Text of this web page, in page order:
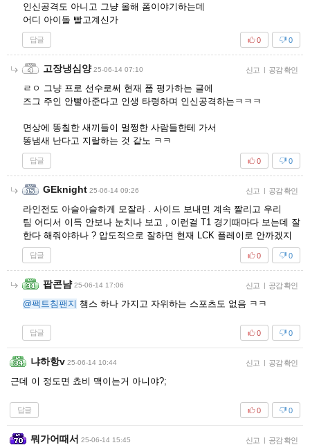
인신공격도 아니고 그냥 올해 폼이야기하는데
어디 아이돌 빨고계신가
답글 0
0
고장냉심양 25-06-14 07:10 신고 | 공감 확인
ㄹㅇ 그냥 프로 선수로써 현재 폼 평가하는 글에
즈그 주인 안빨아준다고 인생 타령하며 인신공격하는ㅋㅋㅋ
면상에 똥칠한 새끼들이 멀쩡한 사람들한테 가서
똥냄새 난다고 지랄하는 것 같노 ㅋㅋ
답글 0
0
GEknight 25-06-14 09:26 신고 | 공감 확인
라인전도 아슬아슬하게 모잘라 . 사이드 보내면 계속 짤리고 우리
팀 어디서 이득 안보나 눈치나 보고 , 이런걸 T1 경기때마다 보는데 잘
한다 해줘야하나 ? 압도적으로 잘하면 현재 LCK 플레이로 안까겠지
답글 0
0
팝콘냠 25-06-14 17:06 신고 | 공감 확인
@팩트침팬지 챔스 하나 가지고 자위하는 스포츠도 없음 ㅋㅋ
답글 0
0
냐하항v 25-06-14 10:44 신고 | 공감 확인
근데 이 정도면 쵸비 맥이는거 아니야?;
답글 0
0
뭐가어때서 25-06-14 15:45 신고 | 공감 확인